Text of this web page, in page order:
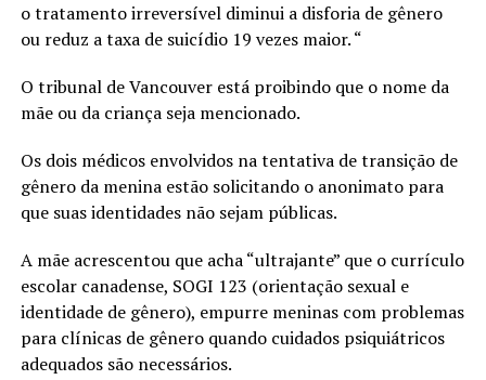
o tratamento irreversível diminui a disforia de gênero
ou reduz a taxa de suicídio 19 vezes maior. “
O tribunal de Vancouver está proibindo que o nome da
mãe ou da criança seja mencionado.
Os dois médicos envolvidos na tentativa de transição de
gênero da menina estão solicitando o anonimato para
que suas identidades não sejam públicas.
A mãe acrescentou que acha “ultrajante” que o currículo
escolar canadense, SOGI 123 (orientação sexual e
identidade de gênero), empurre meninas com problemas
para clínicas de gênero quando cuidados psiquiátricos
adequados são necessários.